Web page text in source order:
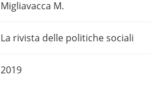
Migliavacca M.
La rivista delle politiche sociali
2019